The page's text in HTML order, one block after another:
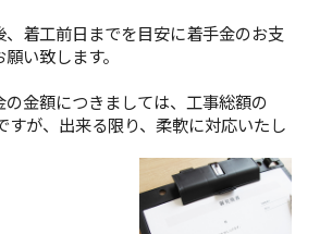
、着工前日までを目安に着手金のお支
い致します。
の金額につきましては、工事総額の
すが、出来る限り、柔軟に対応いたし